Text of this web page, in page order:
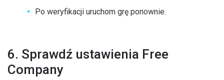
Po weryfikacji uruchom grę ponownie.
6. Sprawdź ustawienia Free
Company